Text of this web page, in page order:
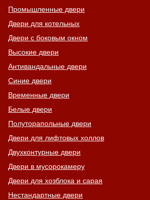
Промышленные двери
Двери для котельных
Двери с боковым окном
Высокие двери
Антивандальные двери
Синие двери
Временные двери
Белые двери
Полуторапольные двери
Двери для лифтовых холлов
Двухконтурные двери
Двери в мусорокамеру
Двери для хозблока и сарая
Нестандартные двери